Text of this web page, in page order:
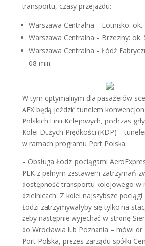
transportu, czasy przejazdu:
Warszawa Centralna – Lotnisko: ok.
Warszawa Centralna – Brzeziny: ok.
Warszawa Centralna – Łódź
08 min.
W tym optymalnym dla pasażerów
AEX będą jeździć tunelem
Polskich Linii Kolejowych, podczas
Kolei Dużych Prędkości (KDP) –
w ramach programu Port Polska.
– Obsługa Łodzi pociągami
PLK z pełnym zestawem zatrzymań
dostępność transportu kolejowego w
dzielnicach. Z kolei najszybsze pociągi
Łodzi zatrzymywałyby się tylko na
żeby następnie wyjechać w stronę
do Wrocławia lub Poznania – mówi dr
Port Polska, prezes zarządu spółki